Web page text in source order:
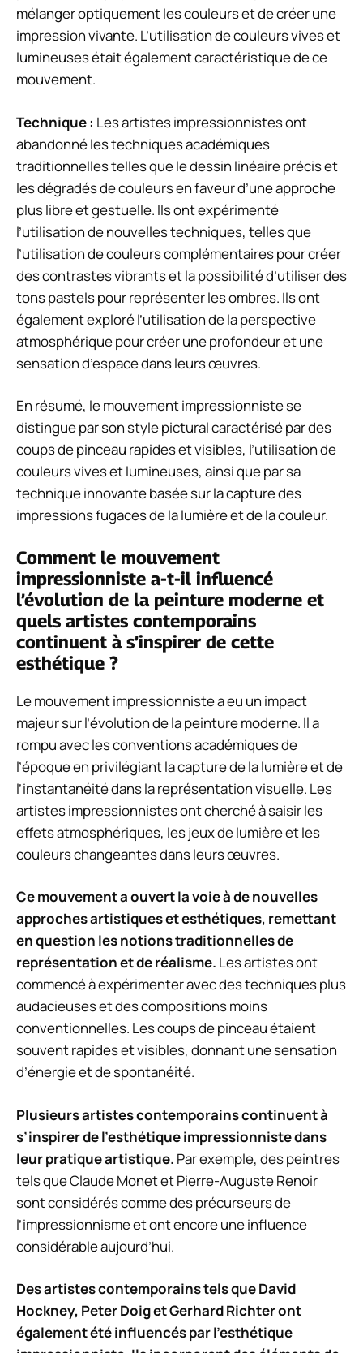
mélanger optiquement les couleurs et de créer une
impression vivante. L’utilisation de couleurs vives et
lumineuses était également caractéristique de ce
mouvement.
Technique : Les artistes impressionnistes ont
abandonné les techniques académiques
traditionnelles telles que le dessin linéaire précis et
les dégradés de couleurs en faveur d’une approche
plus libre et gestuelle. Ils ont expérimenté
l’utilisation de nouvelles techniques, telles que
l’utilisation de couleurs complémentaires pour créer
des contrastes vibrants et la possibilité d’utiliser des
tons pastels pour représenter les ombres. Ils ont
également exploré l’utilisation de la perspective
atmosphérique pour créer une profondeur et une
sensation d’espace dans leurs œuvres.
En résumé, le mouvement impressionniste se
distingue par son style pictural caractérisé par des
coups de pinceau rapides et visibles, l’utilisation de
couleurs vives et lumineuses, ainsi que par sa
technique innovante basée sur la capture des
impressions fugaces de la lumière et de la couleur.
Comment le mouvement
impressionniste a-t-il influencé
l’évolution de la peinture moderne et
quels artistes contemporains
continuent à s’inspirer de cette
esthétique ?
Le mouvement impressionniste a eu un impact
majeur sur l’évolution de la peinture moderne. Il a
rompu avec les conventions académiques de
l’époque en privilégiant la capture de la lumière et de
l’instantanéité dans la représentation visuelle. Les
artistes impressionnistes ont cherché à saisir les
effets atmosphériques, les jeux de lumière et les
couleurs changeantes dans leurs œuvres.
Ce mouvement a ouvert la voie à de nouvelles
approches artistiques et esthétiques, remettant
en question les notions traditionnelles de
représentation et de réalisme. Les artistes ont
commencé à expérimenter avec des techniques plus
audacieuses et des compositions moins
conventionnelles. Les coups de pinceau étaient
souvent rapides et visibles, donnant une sensation
d’énergie et de spontanéité.
Plusieurs artistes contemporains continuent à
s’inspirer de l’esthétique impressionniste dans
leur pratique artistique. Par exemple, des peintres
tels que Claude Monet et Pierre-Auguste Renoir
sont considérés comme des précurseurs de
l’impressionnisme et ont encore une influence
considérable aujourd’hui.
Des artistes contemporains tels que David
Hockney, Peter Doig et Gerhard Richter ont
également été influencés par l’esthétique